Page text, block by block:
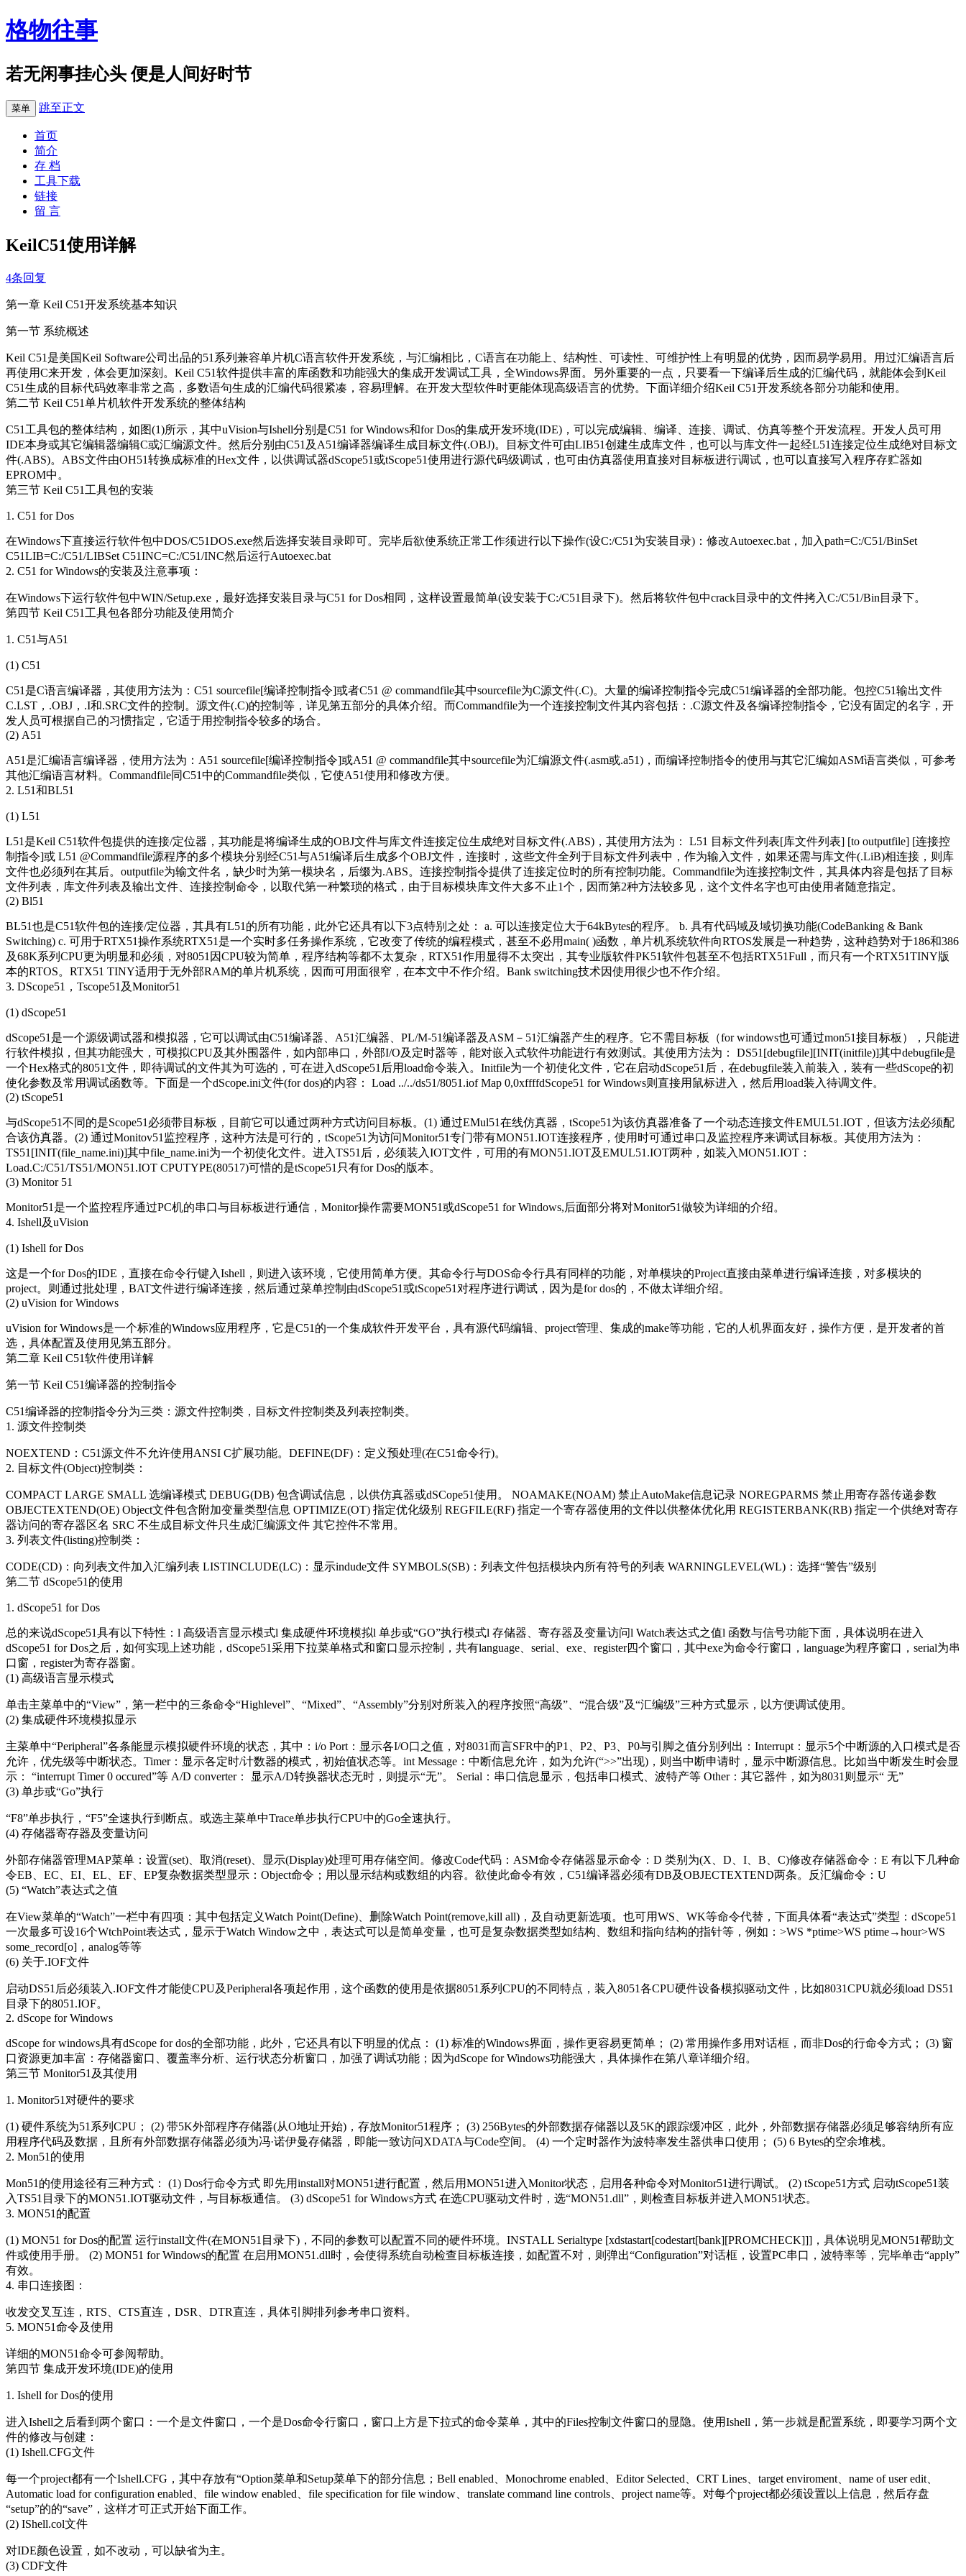
格物往事
若无闲事挂心头 便是人间好时节
菜单 跳至正文
首页
简介
存 档
工具下载
链接
留 言
KeilC51使用详解
4条回复
第一章 Keil C51开发系统基本知识
第一节 系统概述
Keil C51是美国Keil Software公司出品的51系列兼容单片机C语言软件开发系统，与汇编相比，C语言在功能上、结构性、可读性、可维护性上有明显的优势，因而易学易用。用过汇编语言后
再使用C来开发，体会更加深刻。Keil C51软件提供丰富的库函数和功能强大的集成开发调试工具，全Windows界面。另外重要的一点，只要看一下编译后生成的汇编代码，就能体会到Keil
C51生成的目标代码效率非常之高，多数语句生成的汇编代码很紧凑，容易理解。在开发大型软件时更能体现高级语言的优势。下面详细介绍Keil C51开发系统各部分功能和使用。
第二节 Keil C51单片机软件开发系统的整体结构
C51工具包的整体结构，如图(1)所示，其中uVision与Ishell分别是C51 for Windows和for Dos的集成开发环境(IDE)，可以完成编辑、编译、连接、调试、仿真等整个开发流程。开发人员可用
IDE本身或其它编辑器编辑C或汇编源文件。然后分别由C51及A51编译器编译生成目标文件(.OBJ)。目标文件可由LIB51创建生成库文件，也可以与库文件一起经L51连接定位生成绝对目标文
件(.ABS)。ABS文件由OH51转换成标准的Hex文件，以供调试器dScope51或tScope51使用进行源代码级调试，也可由仿真器使用直接对目标板进行调试，也可以直接写入程序存贮器如
EPROM中。
第三节 Keil C51工具包的安装
1. C51 for Dos
在Windows下直接运行软件包中DOS/C51DOS.exe然后选择安装目录即可。完毕后欲使系统正常工作须进行以下操作(设C:/C51为安装目录)：修改Autoexec.bat，加入path=C:/C51/BinSet
C51LIB=C:/C51/LIBSet C51INC=C:/C51/INC然后运行Autoexec.bat
2. C51 for Windows的安装及注意事项：
在Windows下运行软件包中WIN/Setup.exe，最好选择安装目录与C51 for Dos相同，这样设置最简单(设安装于C:/C51目录下)。然后将软件包中crack目录中的文件拷入C:/C51/Bin目录下。
第四节 Keil C51工具包各部分功能及使用简介
1. C51与A51
(1) C51
C51是C语言编译器，其使用方法为：C51 sourcefile[编译控制指令]或者C51 @ commandfile其中sourcefile为C源文件(.C)。大量的编译控制指令完成C51编译器的全部功能。包控C51输出文件
C.LST，.OBJ，.I和.SRC文件的控制。源文件(.C)的控制等，详见第五部分的具体介绍。而Commandfile为一个连接控制文件其内容包括：.C源文件及各编译控制指令，它没有固定的名字，开
发人员可根据自己的习惯指定，它适于用控制指令较多的场合。
(2) A51
A51是汇编语言编译器，使用方法为：A51 sourcefile[编译控制指令]或A51 @ commandfile其中sourcefile为汇编源文件(.asm或.a51)，而编译控制指令的使用与其它汇编如ASM语言类似，可参考
其他汇编语言材料。Commandfile同C51中的Commandfile类似，它使A51使用和修改方便。
2. L51和BL51
(1) L51
L51是Keil C51软件包提供的连接/定位器，其功能是将编译生成的OBJ文件与库文件连接定位生成绝对目标文件(.ABS)，其使用方法为： L51 目标文件列表[库文件列表] [to outputfile] [连接控
制指令]或 L51 @Commandfile源程序的多个模块分别经C51与A51编译后生成多个OBJ文件，连接时，这些文件全列于目标文件列表中，作为输入文件，如果还需与库文件(.LiB)相连接，则库
文件也必须列在其后。outputfile为输文件名，缺少时为第一模块名，后缀为.ABS。连接控制指令提供了连接定位时的所有控制功能。Commandfile为连接控制文件，其具体内容是包括了目标
文件列表，库文件列表及输出文件、连接控制命令，以取代第一种繁琐的格式，由于目标模块库文件大多不止1个，因而第2种方法较多见，这个文件名字也可由使用者随意指定。
(2) Bl51
BL51也是C51软件包的连接/定位器，其具有L51的所有功能，此外它还具有以下3点特别之处： a. 可以连接定位大于64kBytes的程序。 b. 具有代码域及域切换功能(CodeBanking & Bank
Switching) c. 可用于RTX51操作系统RTX51是一个实时多任务操作系统，它改变了传统的编程模式，甚至不必用main( )函数，单片机系统软件向RTOS发展是一种趋势，这种趋势对于186和386
及68K系列CPU更为明显和必须，对8051因CPU较为简单，程序结构等都不太复杂，RTX51作用显得不太突出，其专业版软件PK51软件包甚至不包括RTX51Full，而只有一个RTX51TINY版
本的RTOS。RTX51 TINY适用于无外部RAM的单片机系统，因而可用面很窄，在本文中不作介绍。Bank switching技术因使用很少也不作介绍。
3. DScope51，Tscope51及Monitor51
(1) dScope51
dScope51是一个源级调试器和模拟器，它可以调试由C51编译器、A51汇编器、PL/M-51编译器及ASM－51汇编器产生的程序。它不需目标板（for windows也可通过mon51接目标板），只能进
行软件模拟，但其功能强大，可模拟CPU及其外围器件，如内部串口，外部I/O及定时器等，能对嵌入式软件功能进行有效测试。其使用方法为： DS51[debugfile][INIT(initfile)]其中debugfile是
一个Hex格式的8051文件，即待调试的文件其为可选的，可在进入dScope51后用load命令装入。Initfile为一个初使化文件，它在启动dScope51后，在debugfile装入前装入，装有一些dScope的初
使化参数及常用调试函数等。下面是一个dScope.ini文件(for dos)的内容： Load ../../ds51/8051.iof Map 0,0xffffdScope51 for Windows则直接用鼠标进入，然后用load装入待调文件。
(2) tScope51
与dScope51不同的是Scope51必须带目标板，目前它可以通过两种方式访问目标板。(1) 通过EMul51在线仿真器，tScope51为该仿真器准备了一个动态连接文件EMUL51.IOT，但该方法必须配
合该仿真器。(2) 通过Monitov51监控程序，这种方法是可行的，tScope51为访问Monitor51专门带有MON51.IOT连接程序，使用时可通过串口及监控程序来调试目标板。其使用方法为：
TS51[INIT(file_name.ini)]其中file_name.ini为一个初使化文件。进入TS51后，必须装入IOT文件，可用的有MON51.IOT及EMUL51.IOT两种，如装入MON51.IOT：
Load.C:/C51/TS51/MON51.IOT CPUTYPE(80517)可惜的是tScope51只有for Dos的版本。
(3) Monitor 51
Monitor51是一个监控程序通过PC机的串口与目标板进行通信，Monitor操作需要MON51或dScope51 for Windows,后面部分将对Monitor51做较为详细的介绍。
4. Ishell及uVision
(1) Ishell for Dos
这是一个for Dos的IDE，直接在命令行键入Ishell，则进入该环境，它使用简单方便。其命令行与DOS命令行具有同样的功能，对单模块的Project直接由菜单进行编译连接，对多模块的
project。则通过批处理，BAT文件进行编译连接，然后通过菜单控制由dScope51或tScope51对程序进行调试，因为是for dos的，不做太详细介绍。
(2) uVision for Windows
uVision for Windows是一个标准的Windows应用程序，它是C51的一个集成软件开发平台，具有源代码编辑、project管理、集成的make等功能，它的人机界面友好，操作方便，是开发者的首
选，具体配置及使用见第五部分。
第二章 Keil C51软件使用详解
第一节 Keil C51编译器的控制指令
C51编译器的控制指令分为三类：源文件控制类，目标文件控制类及列表控制类。
1. 源文件控制类
NOEXTEND：C51源文件不允许使用ANSI C扩展功能。DEFINE(DF)：定义预处理(在C51命令行)。
2. 目标文件(Object)控制类：
COMPACT LARGE SMALL 选编译模式 DEBUG(DB) 包含调试信息，以供仿真器或dSCope51使用。 NOAMAKE(NOAM) 禁止AutoMake信息记录 NOREGPARMS 禁止用寄存器传递参数
OBJECTEXTEND(OE) Object文件包含附加变量类型信息 OPTIMIZE(OT) 指定优化级别 REGFILE(RF) 指定一个寄存器使用的文件以供整体优化用 REGISTERBANK(RB) 指定一个供绝对寄存
器访问的寄存器区名 SRC 不生成目标文件只生成汇编源文件 其它控件不常用。
3. 列表文件(listing)控制类：
CODE(CD)：向列表文件加入汇编列表 LISTINCLUDE(LC)：显示indude文件 SYMBOLS(SB)：列表文件包括模块内所有符号的列表 WARNINGLEVEL(WL)：选择“警告”级别
第二节 dScope51的使用
1. dScope51 for Dos
总的来说dScope51具有以下特性：l 高级语言显示模式l 集成硬件环境模拟l 单步或“GO”执行模式l 存储器、寄存器及变量访问l Watch表达式之值l 函数与信号功能下面，具体说明在进入
dScope51 for Dos之后，如何实现上述功能，dScope51采用下拉菜单格式和窗口显示控制，共有language、serial、exe、register四个窗口，其中exe为命令行窗口，language为程序窗口，serial为串
口窗，register为寄存器窗。
(1) 高级语言显示模式
单击主菜单中的“View”，第一栏中的三条命令“Highlevel”、“Mixed”、“Assembly”分别对所装入的程序按照“高级”、“混合级”及“汇编级”三种方式显示，以方便调试使用。
(2) 集成硬件环境模拟显示
主菜单中“Peripheral”各条能显示模拟硬件环境的状态，其中：i/o Port：显示各I/O口之值，对8031而言SFR中的P1、P2、P3、P0与引脚之值分别列出：Interrupt：显示5个中断源的入口模式是否
允许，优先级等中断状态。Timer：显示各定时/计数器的模式，初始值状态等。int Message：中断信息允许，如为允许(“>>”出现)，则当中断申请时，显示中断源信息。比如当中断发生时会显
示： “interrupt Timer 0 occured”等 A/D converter： 显示A/D转换器状态无时，则提示“无”。 Serial：串口信息显示，包括串口模式、波特产等 Other：其它器件，如为8031则显示“ 无”
(3) 单步或“Go”执行
“F8”单步执行，“F5”全速执行到断点。或选主菜单中Trace单步执行CPU中的Go全速执行。
(4) 存储器寄存器及变量访问
外部存储器管理MAP菜单：设置(set)、取消(reset)、显示(Display)处理可用存储空间。修改Code代码：ASM命令存储器显示命令：D 类别为(X、D、I、B、C)修改存储器命令：E 有以下几种命
令EB、EC、EI、EL、EF、EP复杂数据类型显示：Object命令；用以显示结构或数组的内容。欲使此命令有效，C51编译器必须有DB及OBJECTEXTEND两条。反汇编命令：U
(5) “Watch”表达式之值
在View菜单的“Watch”一栏中有四项：其中包括定义Watch Point(Define)、删除Watch Point(remove,kill all)，及自动更新选项。也可用WS、WK等命令代替，下面具体看“表达式”类型：dScope51
一次最多可设16个WtchPoint表达式，显示于Watch Window之中，表达式可以是简单变量，也可是复杂数据类型如结构、数组和指向结构的指针等，例如：>WS *ptime>WS ptime→hour>WS
some_record[o]，analog等等
(6) 关于.IOF文件
启动DS51后必须装入.IOF文件才能使CPU及Peripheral各项起作用，这个函数的使用是依据8051系列CPU的不同特点，装入8051各CPU硬件设备模拟驱动文件，比如8031CPU就必须load DS51
目录下的8051.IOF。
2. dScope for Windows
dScope for windows具有dScope for dos的全部功能，此外，它还具有以下明显的优点： (1) 标准的Windows界面，操作更容易更简单； (2) 常用操作多用对话框，而非Dos的行命令方式； (3) 窗
口资源更加丰富：存储器窗口、覆盖率分析、运行状态分析窗口，加强了调试功能；因为dScope for Windows功能强大，具体操作在第八章详细介绍。
第三节 Monitor51及其使用
1. Monitor51对硬件的要求
(1) 硬件系统为51系列CPU； (2) 带5K外部程序存储器(从O地址开始)，存放Monitor51程序； (3) 256Bytes的外部数据存储器以及5K的跟踪缓冲区，此外，外部数据存储器必须足够容纳所有应
用程序代码及数据，且所有外部数据存储器必须为冯·诺伊曼存储器，即能一致访问XDATA与Code空间。 (4) 一个定时器作为波特率发生器供串口使用； (5) 6 Bytes的空余堆栈。
2. Mon51的使用
Mon51的使用途径有三种方式： (1) Dos行命令方式 即先用install对MON51进行配置，然后用MON51进入Monitor状态，启用各种命令对Monitor51进行调试。 (2) tScope51方式 启动tScope51装
入TS51目录下的MON51.IOT驱动文件，与目标板通信。 (3) dScope51 for Windows方式 在选CPU驱动文件时，选“MON51.dll”，则检查目标板并进入MON51状态。
3. MON51的配置
(1) MON51 for Dos的配置 运行install文件(在MON51目录下)，不同的参数可以配置不同的硬件环境。INSTALL Serialtype [xdstastart[codestart[bank][PROMCHECK]]]，具体说明见MON51帮助文
件或使用手册。 (2) MON51 for Windows的配置 在启用MON51.dll时，会使得系统自动检查目标板连接，如配置不对，则弹出“Configuration”对话框，设置PC串口，波特率等，完毕单击“apply”
有效。
4. 串口连接图：
收发交叉互连，RTS、CTS直连，DSR、DTR直连，具体引脚排列参考串口资料。
5. MON51命令及使用
详细的MON51命令可参阅帮助。
第四节 集成开发环境(IDE)的使用
1. Ishell for Dos的使用
进入Ishell之后看到两个窗口：一个是文件窗口，一个是Dos命令行窗口，窗口上方是下拉式的命令菜单，其中的Files控制文件窗口的显隐。使用Ishell，第一步就是配置系统，即要学习两个文
件的修改与创建：
(1) Ishell.CFG文件
每一个project都有一个Ishell.CFG，其中存放有“Option菜单和Setup菜单下的部分信息；Bell enabled、Monochrome enabled、Editor Selected、CRT Lines、target enviroment、name of user edit、
Automatic load for configuration enabled、file window enabled、file specification for file window、translate command line controls、project name等。对每个project都必须设置以上信息，然后存盘
“setup”的的“save”，这样才可正式开始下面工作。
(2) IShell.col文件
对IDE颜色设置，如不改动，可以缺省为主。
(3) CDF文件